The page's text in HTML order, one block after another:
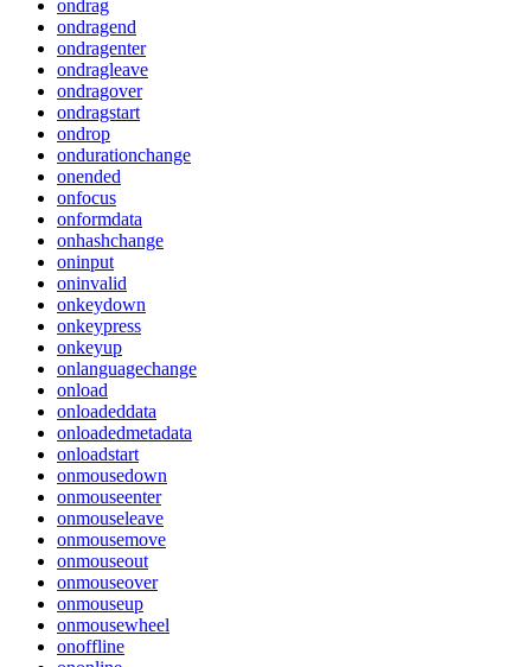
ondrag
ondragend
ondragenter
ondragleave
ondragover
ondragstart
ondrop
ondurationchange
onended
onfocus
onformdata
onhashchange
oninput
oninvalid
onkeydown
onkeypress
onkeyup
onlanguagechange
onload
onloadeddata
onloadedmetadata
onloadstart
onmousedown
onmouseenter
onmouseleave
onmousemove
onmouseout
onmouseover
onmouseup
onmousewheel
onoffline